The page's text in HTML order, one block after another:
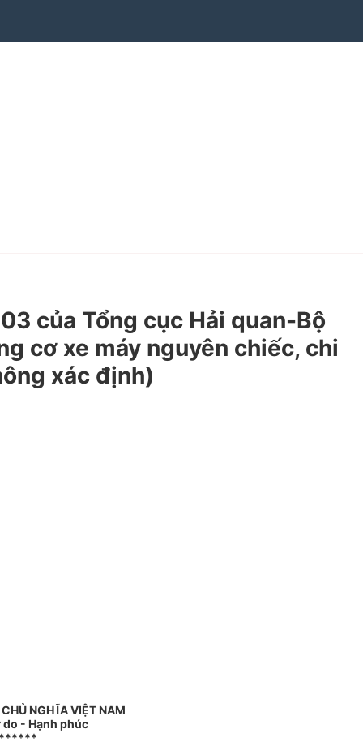
của Tổng cục Hải quan-Bộ
cơ xe máy nguyên chiếc, chi
xác định)
NGHĨA VIỆT NAM
- Hạnh phúc